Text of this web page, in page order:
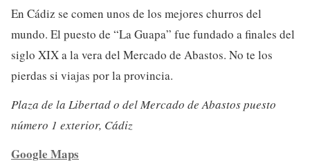
En Cádiz se comen unos de los mejores churros del
mundo. El puesto de “La Guapa” fue fundado a finales del
siglo XIX a la vera del Mercado de Abastos. No te los
pierdas si viajas por la provincia.
Plaza de la Libertad o del Mercado de Abastos puesto
número 1 exterior, Cádiz
Google Maps